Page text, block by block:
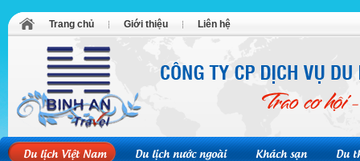
Trang chủ Giới thiệu Liên hệ
Du lịch Việt Nam Du lịch nước ngoài Khách sạn Du